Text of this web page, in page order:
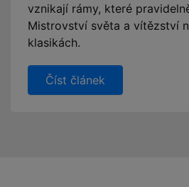
vznikají rámy, které
Mistrovství světa a vítězství
klasikách.
Číst článek